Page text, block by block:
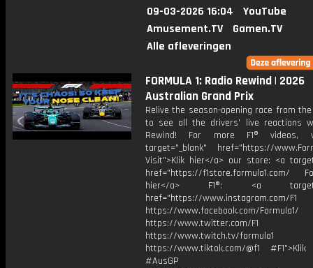
09-03-2026 16:04
YouTube
Amusement.TV
Gamen.TV
Alle afleveringen
FORMULA 1: Radio Rewind | 2026
Australian Grand Prix
Relive the season-opening race from
to see all the drivers' live reactions
Rewind! For more F1® videos,
target="_blank" href="https://
Visit">Klik hier</a> our store: <a
href="https://f1store.formula1.com/
hier</a> F1®: <a
href="https://www.instagram.com/F1
https://www.facebook.com/Formula1/
https://www.twitter.com/F1
https://www.twitch.tv/formula1
https://www.tiktok.com/@f1
#AusGP